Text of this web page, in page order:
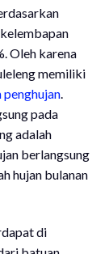
Oleh karena
memiliki
penghujan.
pada
adalah
berlangsung
hujan bulanan
di